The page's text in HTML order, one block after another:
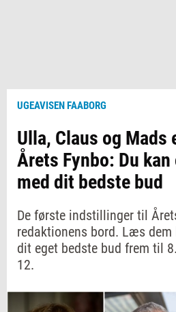
UGEAVISEN FAABORG
Ulla, Claus og
Årets Fynbo: Du
med dit bedste bud
De første indstillinger til
redaktionens bord. Læs
dit eget bedste bud frem til
12.